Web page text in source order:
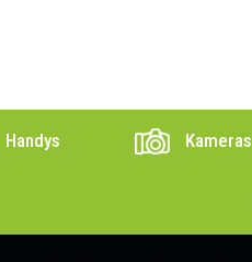
Handys Kameras